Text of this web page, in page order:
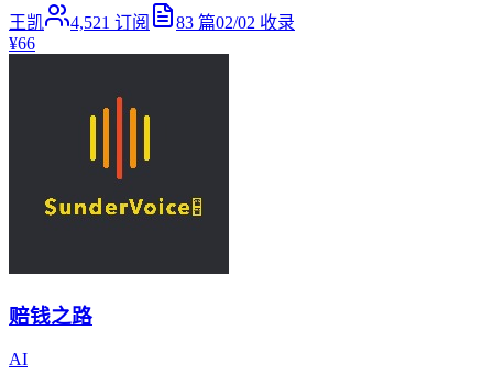
王凯 4,521 订阅 83 篇02/02 收录
¥66
赔钱之路
AI